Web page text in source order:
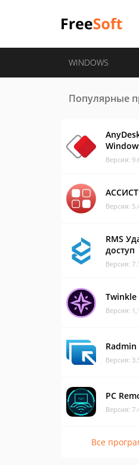
WINDOWS
Популярные
Версия:
Версия:
RMS
доступ
Версия:
Twinkle
Версия:
Radmin
Версия:
PC
Версия:
Все